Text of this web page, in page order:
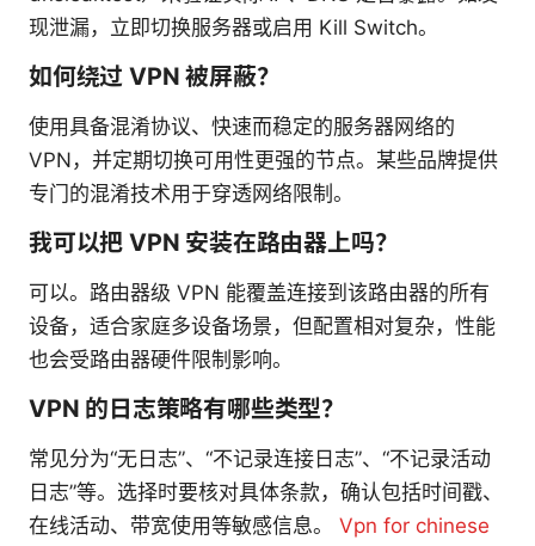
现泄漏，立即切换服务器或启用 Kill Switch。
如何绕过 VPN 被屏蔽？
使用具备混淆协议、快速而稳定的服务器网络的
VPN，并定期切换可用性更强的节点。某些品牌提供
专门的混淆技术用于穿透网络限制。
我可以把 VPN 安装在路由器上吗？
可以。路由器级 VPN 能覆盖连接到该路由器的所有
设备，适合家庭多设备场景，但配置相对复杂，性能
也会受路由器硬件限制影响。
VPN 的日志策略有哪些类型？
常见分为“无日志”、“不记录连接日志”、“不记录活动
日志”等。选择时要核对具体条款，确认包括时间戳、
在线活动、带宽使用等敏感信息。 Vpn for chinese